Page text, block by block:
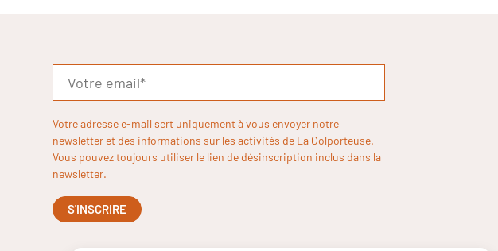
Votre adresse e-mail sert uniquement à vous envoyer notre
newsletter et des informations sur les activités de La Colporteuse.
Vous pouvez toujours utiliser le lien de désinscription inclus dans la
newsletter.